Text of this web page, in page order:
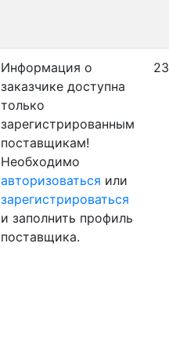
Информация о
заказчике доступна
только
зарегистрированным
поставщикам!
Необходимо
авторизоваться или
зарегистрироваться
и заполнить профиль
поставщика.